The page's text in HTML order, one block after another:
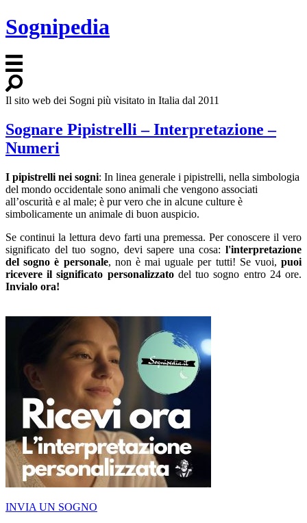
Sognipedia
Il sito web dei Sogni più visitato in Italia dal 2011
Sognare Pipistrelli – Interpretazione –
Numeri
I pipistrelli nei sogni: In linea generale i pipistrelli, nella simbologia
del mondo occidentale sono animali che vengono associati
all’oscurità e al male; è pur vero che in alcune culture è
simbolicamente un animale di buon auspicio.
Se continui la lettura devo farti una premessa. Per conoscere il vero
significato del tuo sogno, devi sapere una cosa: l'interpretazione
del sogno è personale, non è mai uguale per tutti! Se vuoi, puoi
ricevere il significato personalizzatodel tuo sogno entro 24 ore.
Invialo ora!
INVIA UN SOGNO